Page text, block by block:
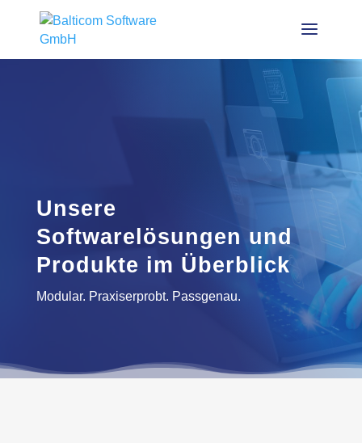
Unsere
Softwarelösungen und
Produkte im Überblick
Modular. Praxiserprobt. Passgenau.